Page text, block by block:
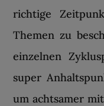
richtige
Themen zu
einzelnen
super
um achtsamer